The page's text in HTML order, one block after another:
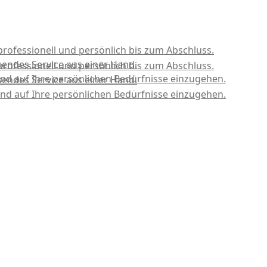
und persönlich bis zum Abschluss.
Service aus einer Hand.
auf Ihre persönlichen Bedürfnisse einzugehen.
und persönlich bis zum Abschluss.
Service aus einer Hand.
auf Ihre persönlichen Bedürfnisse einzugehen.